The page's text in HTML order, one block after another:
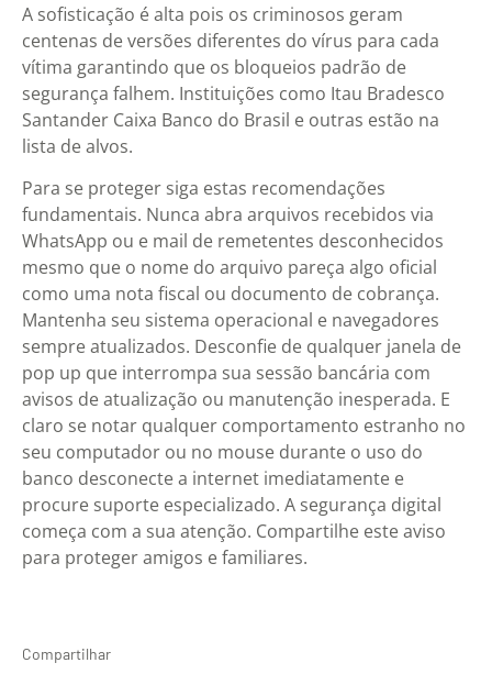
A sofisticação é alta pois os criminosos geram
centenas de versões diferentes do vírus para cada
vítima garantindo que os bloqueios padrão de
segurança falhem. Instituições como Itau Bradesco
Santander Caixa Banco do Brasil e outras estão na
lista de alvos.
Para se proteger siga estas recomendações
fundamentais. Nunca abra arquivos recebidos via
WhatsApp ou e mail de remetentes desconhecidos
mesmo que o nome do arquivo pareça algo oficial
como uma nota fiscal ou documento de cobrança.
Mantenha seu sistema operacional e navegadores
sempre atualizados. Desconfie de qualquer janela de
pop up que interrompa sua sessão bancária com
avisos de atualização ou manutenção inesperada. E
claro se notar qualquer comportamento estranho no
seu computador ou no mouse durante o uso do
banco desconecte a internet imediatamente e
procure suporte especializado. A segurança digital
começa com a sua atenção. Compartilhe este aviso
para proteger amigos e familiares.
Compartilhar